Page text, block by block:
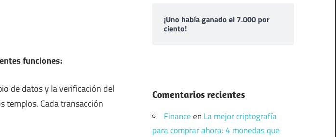
funciones:
de datos y la verificación del
templos. Cada transacción
¡Uno había ganado el 7.000 por
ciento!
Comentarios recientes
Financeen La mejor criptografía
para comprar ahora: 4 monedas que